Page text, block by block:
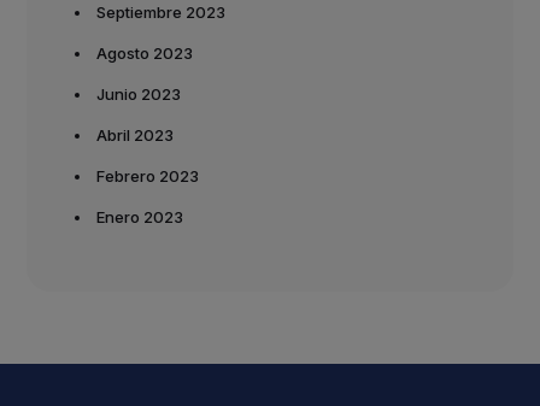
Septiembre 2023
Agosto 2023
Junio 2023
Abril 2023
Febrero 2023
Enero 2023